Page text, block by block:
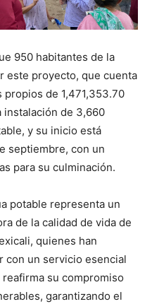
950 habitantes de la
este proyecto, que cuenta
de 1,471,353.70
instalación de 3,660
y su inicio está
septiembre, con un
para su culminación.
potable representa un
de la calidad de vida de
quienes han
con un servicio esencial
su compromiso
garantizando el